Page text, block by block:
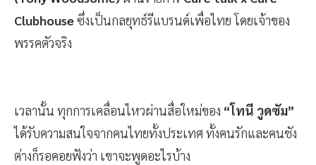
Clubhouseซึ่งเป็นกลยุทธ์รีแบรนด์เพื่อไทย โดยเจ้าของ
พรรคตัวจริง
เวลานั้น ทุกการเคลื่อนไหวผ่านสื่อใหม่ของ “โทนี วูดซัม”
ได้รับความสนใจจากคนไทยทั้งประเทศ ทั้งคนรักและคนชัง
ต่างก็รอคอยฟังว่า เขาจะพูดอะไรบ้าง